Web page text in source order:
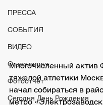
ПРЕССА
СОБЫТИЯ
ВИДЕО
О нас пишут
Фотоотчет
Сегодня День Рождения
Многочисленный актив
тяжелой атлетики
начал собираться в
метро